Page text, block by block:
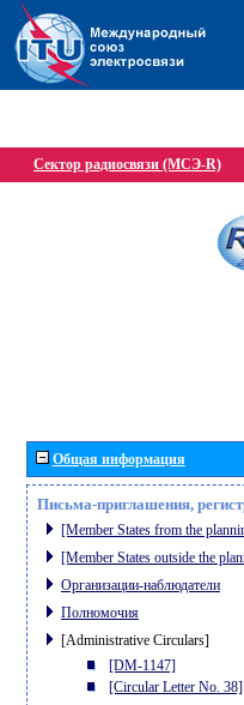
Сектор радиосвязи (МСЭ-R)
Общая информация
Письма-приглашения,
[Member States from the
[Member States outside the
Организации-наблюдатели
Полномочия
[Administrative Circulars]
[DM-1147]
[Circular Letter No. 38]